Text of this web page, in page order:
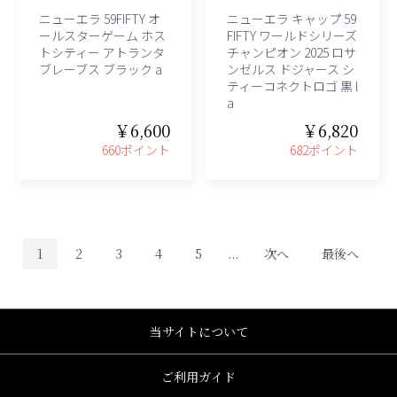
ニューエラ 59FIFTY オ
ールスターゲーム ホス
トシティー アトランタ
ブレーブス ブラック a
￥6,600
660ポイント
ニューエラ キャップ 59
FIFTY ワールドシリーズ
チャンピオン 2025 ロサ
ンゼルス ドジャース シ
ティーコネクトロゴ 黒 l
a
￥6,820
682ポイント
1 2 3 4 5 ... 次へ 最後へ
当サイトについて
ご利用ガイド